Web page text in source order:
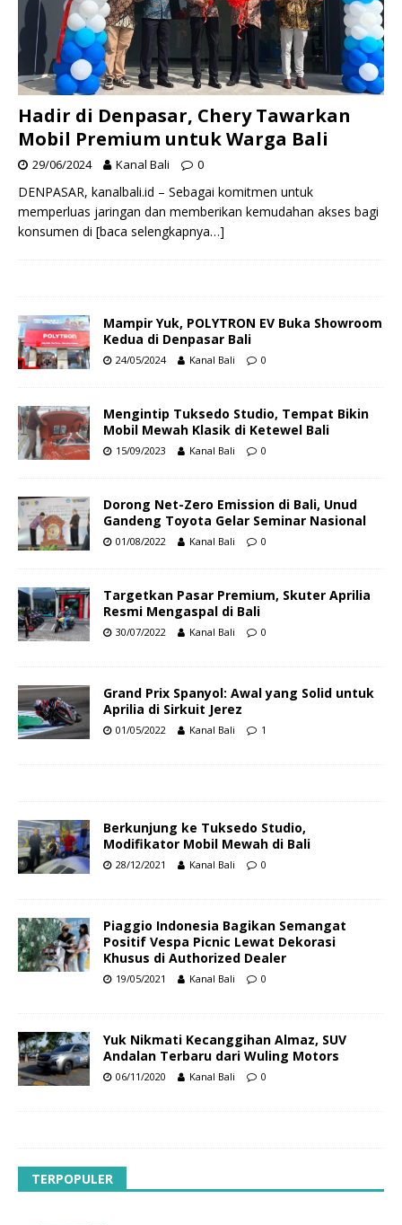
Hadir di Denpasar, Chery Tawarkan
Mobil Premium untuk Warga Bali
29/06/2024 Kanal Bali 0
DENPASAR, kanalbali.id – Sebagai komitmen untuk
memperluas jaringan dan memberikan kemudahan akses bagi
konsumen di [baca selengkapnya…]
Mampir Yuk, POLYTRON EV Buka Showroom
Kedua di Denpasar Bali
24/05/2024 Kanal Bali 0
Mengintip Tuksedo Studio, Tempat Bikin
Mobil Mewah Klasik di Ketewel Bali
15/09/2023 Kanal Bali 0
Dorong Net-Zero Emission di Bali, Unud
Gandeng Toyota Gelar Seminar Nasional
01/08/2022 Kanal Bali 0
Targetkan Pasar Premium, Skuter Aprilia
Resmi Mengaspal di Bali
30/07/2022 Kanal Bali 0
Grand Prix Spanyol: Awal yang Solid untuk
Aprilia di Sirkuit Jerez
01/05/2022 Kanal Bali 1
Berkunjung ke Tuksedo Studio,
Modifikator Mobil Mewah di Bali
28/12/2021 Kanal Bali 0
Piaggio Indonesia Bagikan Semangat
Positif Vespa Picnic Lewat Dekorasi
Khusus di Authorized Dealer
19/05/2021 Kanal Bali 0
Yuk Nikmati Kecanggihan Almaz, SUV
Andalan Terbaru dari Wuling Motors
06/11/2020 Kanal Bali 0
TERPOPULER